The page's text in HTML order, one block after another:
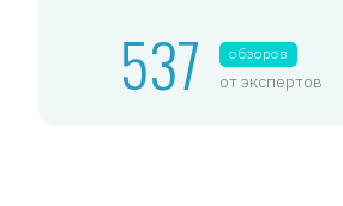
537 обзоров
от экспертов